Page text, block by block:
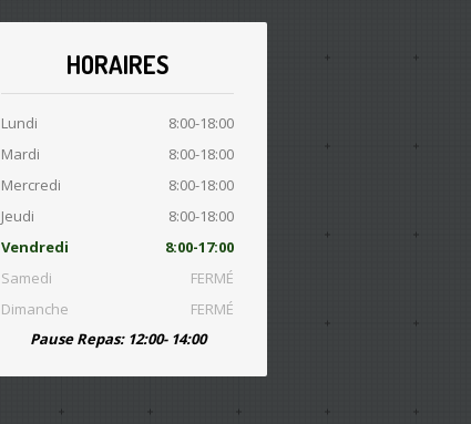
HORAIRES
Lundi
8:00-18:00
Mardi
8:00-18:00
Mercredi
8:00-18:00
Jeudi
8:00-18:00
Vendredi
8:00-17:00
Samedi
FERMÉ
Dimanche
FERMÉ
Pause Repas: 12:00- 14:00